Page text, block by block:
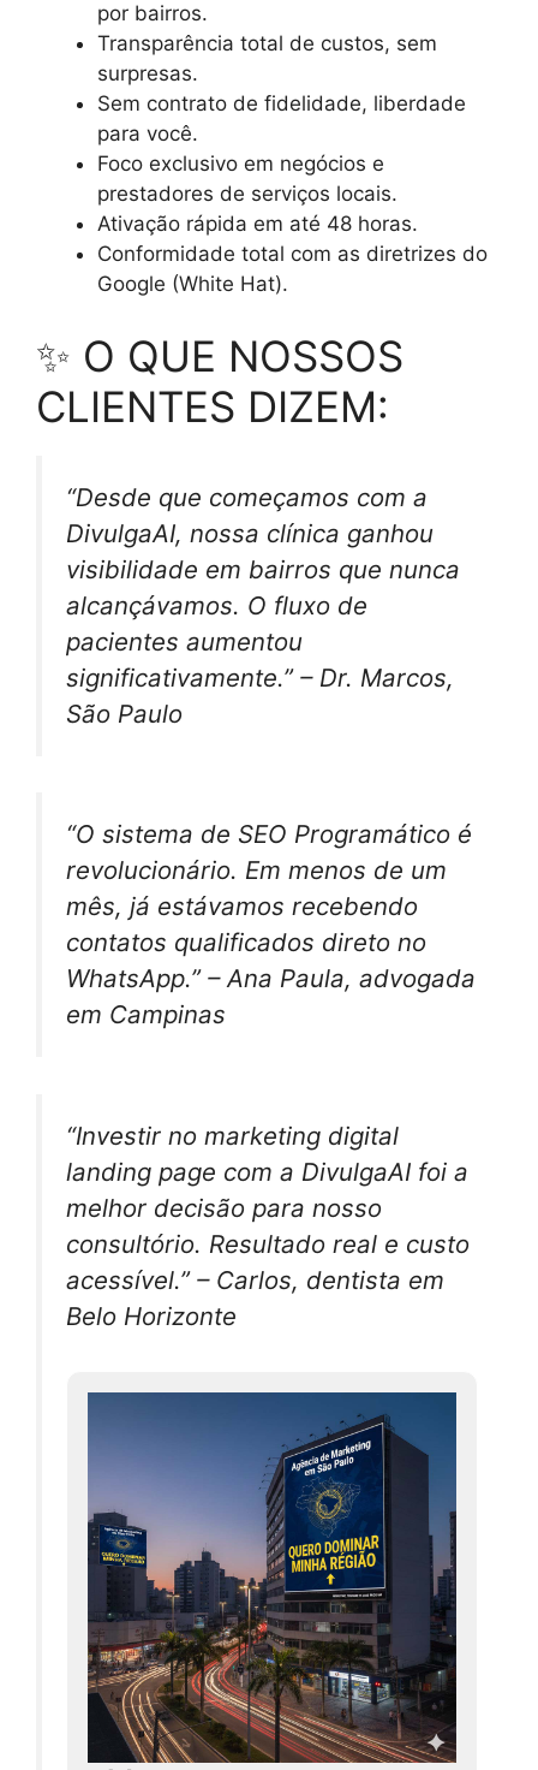
por bairros.
Transparência total de custos, sem
surpresas.
Sem contrato de fidelidade, liberdade
para você.
Foco exclusivo em negócios e
prestadores de serviços locais.
Ativação rápida em até 48 horas.
Conformidade total com as diretrizes do
Google (White Hat).
✨ O QUE NOSSOS
CLIENTES DIZEM:
“Desde que começamos com a
DivulgaAI, nossa clínica ganhou
visibilidade em bairros que nunca
alcançávamos. O fluxo de
pacientes aumentou
significativamente.” – Dr. Marcos,
São Paulo
“O sistema de SEO Programático é
revolucionário. Em menos de um
mês, já estávamos recebendo
contatos qualificados direto no
WhatsApp.” – Ana Paula, advogada
em Campinas
“Investir no marketing digital
landing page com a DivulgaAI foi a
melhor decisão para nosso
consultório. Resultado real e custo
acessível.” – Carlos, dentista em
Belo Horizonte